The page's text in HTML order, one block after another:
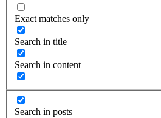
Exact matches only
Search in title
Search in content
Search in posts